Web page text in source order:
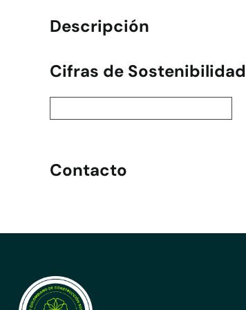
Descripción
Cifras de Sostenibilidad
Contacto